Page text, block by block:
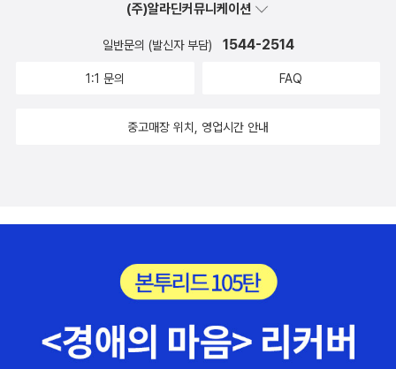
(주)알라딘커뮤니케이션
일반문의 (발신자 부담) 1544-2514
1:1 문의 FAQ
중고매장 위치, 영업시간 안내